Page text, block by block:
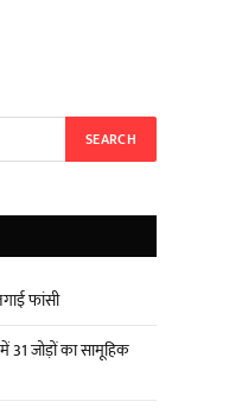
फांसी
जोड़ों का सामूहिक